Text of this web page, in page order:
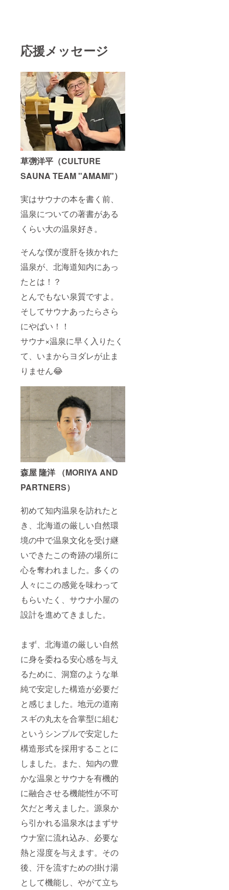
応援メッセージ
草彅洋平（CULTURE
SAUNA TEAM "AMAMI"）
実はサウナの本を書く前、
温泉についての著書がある
くらい大の温泉好き。
そんな僕が度肝を抜かれた
温泉が、北海道知内にあっ
たとは！？
とんでもない泉質ですよ。
そしてサウナあったらさら
にやばい！！
サウナ×温泉に早く入りたく
て、いまからヨダレが止ま
りません😂
森屋 隆洋 （MORIYA AND
PARTNERS）
初めて知内温泉を訪れたと
き、北海道の厳しい自然環
境の中で温泉文化を受け継
いできたこの奇跡の場所に
心を奪われました。多くの
人々にこの感覚を味わって
もらいたく、サウナ小屋の
設計を進めてきました。
まず、北海道の厳しい自然
に身を委ねる安心感を与え
るために、洞窟のような単
純で安定した構造が必要だ
と感じました。地元の道南
スギの丸太を合掌型に組む
というシンプルで安定した
構造形式を採用することに
しました。また、知内の豊
かな温泉とサウナを有機的
に融合させる機能性が不可
欠だと考えました。源泉か
ら引かれる温泉水はまずサ
ウナ室に流れ込み、必要な
熱と湿度を与えます。その
後、汗を流すための掛け湯
として機能し、やがて立ち